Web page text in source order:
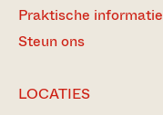
Praktische informatie
Steun ons
LOCATIES